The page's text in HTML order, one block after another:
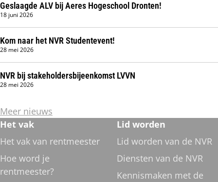
Geslaagde ALV bij Aeres Hogeschool Dronten!
18 juni 2026
Kom naar het NVR Studentevent!
28 mei 2026
NVR bij stakeholdersbijeenkomst LVVN
28 mei 2026
Meer nieuws
Footer
navigatie
Het vak
Het vak van rentmeester
Hoe word je
rentmeester?
Lid worden
Lid worden van de NVR
Diensten van de NVR
Kennismaken met de